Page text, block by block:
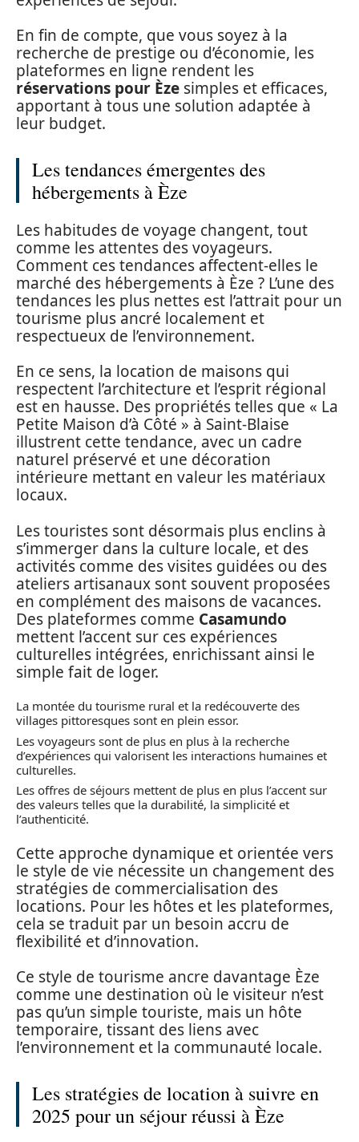
En fin de compte, que vous soyez à la
recherche de prestige ou d’économie, les
plateformes en ligne rendent les
réservations pour Èze simples et efficaces,
apportant à tous une solution adaptée à
leur budget.
Les tendances émergentes des
hébergements à Èze
Les habitudes de voyage changent, tout
comme les attentes des voyageurs.
Comment ces tendances affectent-elles le
marché des hébergements à Èze ? L’une des
tendances les plus nettes est l’attrait pour un
tourisme plus ancré localement et
respectueux de l’environnement.
En ce sens, la location de maisons qui
respectent l’architecture et l’esprit régional
est en hausse. Des propriétés telles que « La
Petite Maison d’à Côté » à Saint-Blaise
illustrent cette tendance, avec un cadre
naturel préservé et une décoration
intérieure mettant en valeur les matériaux
locaux.
Les touristes sont désormais plus enclins à
s’immerger dans la culture locale, et des
activités comme des visites guidées ou des
ateliers artisanaux sont souvent proposées
en complément des maisons de vacances.
Des plateformes comme Casamundo
mettent l’accent sur ces expériences
culturelles intégrées, enrichissant ainsi le
simple fait de loger.
La montée du tourisme rural et la redécouverte des
villages pittoresques sont en plein essor.
Les voyageurs sont de plus en plus à la recherche
d’expériences qui valorisent les interactions humaines et
culturelles.
Les offres de séjours mettent de plus en plus l’accent sur
des valeurs telles que la durabilité, la simplicité et
l’authenticité.
Cette approche dynamique et orientée vers
le style de vie nécessite un changement des
stratégies de commercialisation des
locations. Pour les hôtes et les plateformes,
cela se traduit par un besoin accru de
flexibilité et d’innovation.
Ce style de tourisme ancre davantage Èze
comme une destination où le visiteur n’est
pas qu’un simple touriste, mais un hôte
temporaire, tissant des liens avec
l’environnement et la communauté locale.
Les stratégies de location à suivre en
2025 pour un séjour réussi à Èze